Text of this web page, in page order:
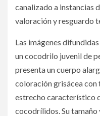
canalizado a instancias
valoración y resguardo
Las imágenes
un cocodrilo juvenil de
presenta un cuerpo
coloración grisácea con
estrecho característico
cocodrílidos. Su tamaño